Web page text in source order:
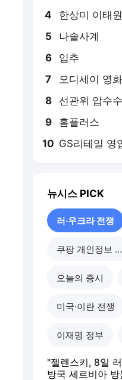
4 한상미 이태
5 나솔사계
6 입추
7 오디세이 영화
8 선관위 압수
9 홈플러스
10 GS리테일 영
뉴시스 PICK
러·우크라 전쟁
쿠팡 개인정보 유출
오늘의 증시
미국·이란 전쟁
이재명 정부
"젤렌스키, 8일
방국 세르비아 방